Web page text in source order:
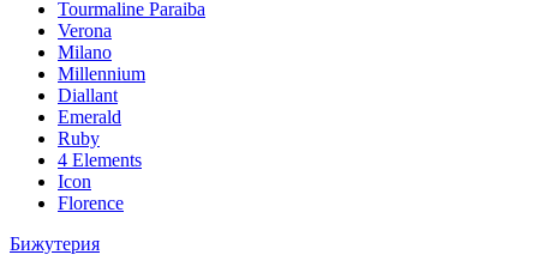
Tourmaline Paraiba
Verona
Milano
Millennium
Diallant
Emerald
Ruby
4 Elements
Icon
Florence
Бижутерия